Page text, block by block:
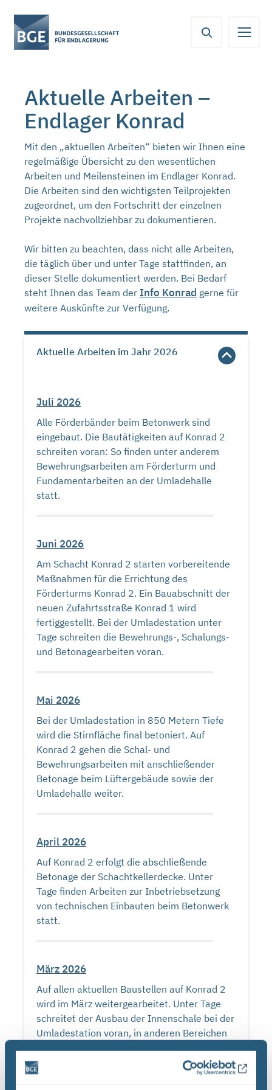
aus
folgenden
springen:
Inhaltsbereich
Navigation
Metamenü
Servicemenü
Aktuelle Arbeiten –
Endlager Konrad
Mit den „aktuellen Arbeiten“ bieten wir Ihnen eine
regelmäßige Übersicht zu den wesentlichen
Arbeiten und Meilensteinen im Endlager Konrad.
Die Arbeiten sind den wichtigsten Teilprojekten
zugeordnet, um den Fortschritt der einzelnen
Projekte nachvollziehbar zu dokumentieren.
Wir bitten zu beachten, dass nicht alle Arbeiten,
die täglich über und unter Tage stattfinden, an
dieser Stelle dokumentiert werden. Bei Bedarf
steht Ihnen das Team der Info Konrad gerne für
weitere Auskünfte zur Verfügung.
Aktuelle Arbeiten im Jahr 2026
Juli 2026
Alle Förderbänder beim Betonwerk sind
eingebaut. Die Bautätigkeiten auf Konrad 2
schreiten voran: So finden unter anderem
Bewehrungsarbeiten am Förderturm und
Fundamentarbeiten an der Umladehalle
statt.
Juni 2026
Am Schacht Konrad 2 starten vorbereitende
Maßnahmen für die Errichtung des
Förderturms Konrad 2. Ein Bauabschnitt der
neuen Zufahrtsstraße Konrad 1 wird
fertiggestellt. Bei der Umladestation unter
Tage schreiten die Bewehrungs-, Schalungs-
und Betonagearbeiten voran.
Mai 2026
Bei der Umladestation in 850 Metern Tiefe
wird die Stirnfläche final betoniert. Auf
Konrad 2 gehen die Schal- und
Bewehrungsarbeiten mit anschließender
Betonage beim Lüftergebäude sowie der
Umladehalle weiter.
April 2026
Auf Konrad 2 erfolgt die abschließende
Betonage der Schachtkellerdecke. Unter
Tage finden Arbeiten zur Inbetriebsetzung
von technischen Einbauten beim Betonwerk
statt.
März 2026
Auf allen aktuellen Baustellen auf Konrad 2
wird im März weitergearbeitet. Unter Tage
schreitet der Ausbau der Innenschale bei der
Umladestation voran, in anderen Bereichen
wird weiterhin an der Elektrik gearbeitet.